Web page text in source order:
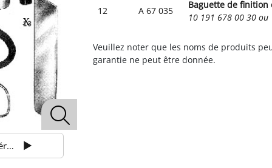
68 Carénage d'éruption
12 A 67 035
Baguette de finition
10 191 678 00 30
Veuillez noter que les noms de produits
garantie ne peut être donnée.